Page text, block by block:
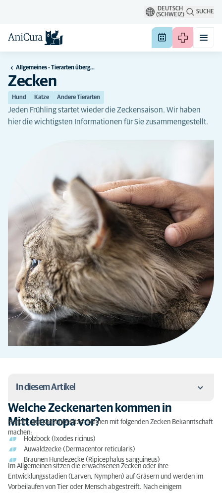
DEUTSCH
(SCHWEIZ)
SUCHE
Allgemeines - Tierarten übergreifend
Zecken
Hund Katze Andere Tierarten
Jeden Frühling startet wieder die Zeckensaison. Wir haben
hier die wichtigsten Informationen für Sie zusammengestellt.
In diesem Artikel
Welche Zeckenarten kommen in Mitteleuropa vor?
Warum sind Zeckenstiche gefährlich?
So schützen Sie Ihr Tier vor Zecken
Zeckenmythen
Welche Zeckenarten kommen in
Mitteleuropa vor?
Hunde- und Katzenbesitzer können mit folgenden Zecken Bekanntschaft
machen:
Holzbock (Ixodes ricinus)
Auwaldzecke (Dermacentor reticularis)
Braunen Hundezecke (Ripicephalus sanguineus)
Im Allgemeinen sitzen die erwachsenen Zecken oder ihre
Entwicklungsstadien (Larven, Nymphen) auf Gräsern und werden im
Vorbeilaufen von Tier oder Mensch abgestreift. Nach einigem